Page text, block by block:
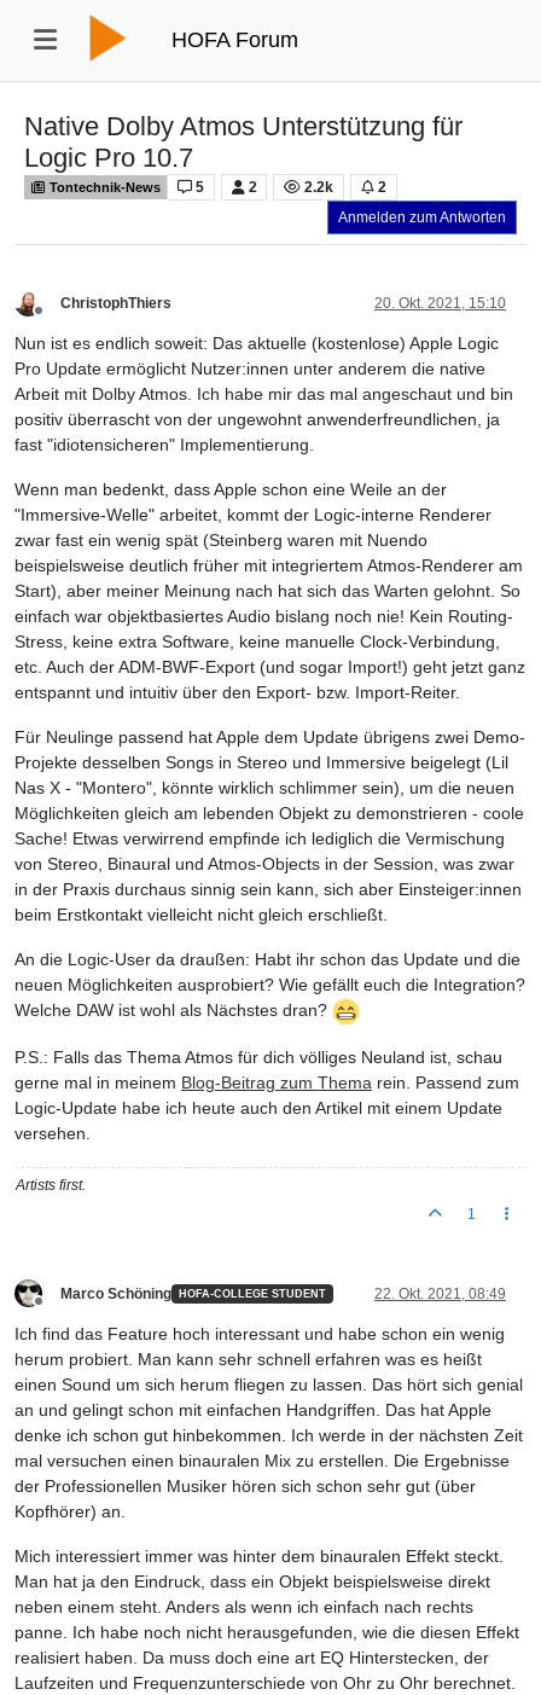
HOFA Forum
Native Dolby Atmos Unterstützung für
Logic Pro 10.7
Tontechnik-News 5 2 2.2k
2
Anmelden zum Antworten
ChristophThiers 20. Okt. 2021, 15:10
Nun ist es endlich soweit: Das aktuelle (kostenlose) Apple Logic
Pro Update ermöglicht Nutzer:innen unter anderem die native
Arbeit mit Dolby Atmos. Ich habe mir das mal angeschaut und bin
positiv überrascht von der ungewohnt anwenderfreundlichen, ja
fast "idiotensicheren" Implementierung.
Wenn man bedenkt, dass Apple schon eine Weile an der
"Immersive-Welle" arbeitet, kommt der Logic-interne Renderer
zwar fast ein wenig spät (Steinberg waren mit Nuendo
beispielsweise deutlich früher mit integriertem Atmos-Renderer am
Start), aber meiner Meinung nach hat sich das Warten gelohnt. So
einfach war objektbasiertes Audio bislang noch nie! Kein Routing-
Stress, keine extra Software, keine manuelle Clock-Verbindung,
etc. Auch der ADM-BWF-Export (und sogar Import!) geht jetzt ganz
entspannt und intuitiv über den Export- bzw. Import-Reiter.
Für Neulinge passend hat Apple dem Update übrigens zwei Demo-
Projekte desselben Songs in Stereo und Immersive beigelegt (Lil
Nas X - "Montero", könnte wirklich schlimmer sein), um die neuen
Möglichkeiten gleich am lebenden Objekt zu demonstrieren - coole
Sache! Etwas verwirrend empfinde ich lediglich die Vermischung
von Stereo, Binaural und Atmos-Objects in der Session, was zwar
in der Praxis durchaus sinnig sein kann, sich aber Einsteiger:innen
beim Erstkontakt vielleicht nicht gleich erschließt.
An die Logic-User da draußen: Habt ihr schon das Update und die
neuen Möglichkeiten ausprobiert? Wie gefällt euch die Integration?
Welche DAW ist wohl als Nächstes dran?
P.S.: Falls das Thema Atmos für dich völliges Neuland ist, schau
gerne mal in meinem Blog-Beitrag zum Thema rein. Passend zum
Logic-Update habe ich heute auch den Artikel mit einem Update
versehen.
Artists first.
1
Marco Schöning HOFA-COLLEGE STUDENT 22. Okt. 2021, 08:49
Ich find das Feature hoch interessant und habe schon ein wenig
herum probiert. Man kann sehr schnell erfahren was es heißt
einen Sound um sich herum fliegen zu lassen. Das hört sich genial
an und gelingt schon mit einfachen Handgriffen. Das hat Apple
denke ich schon gut hinbekommen. Ich werde in der nächsten Zeit
mal versuchen einen binauralen Mix zu erstellen. Die Ergebnisse
der Professionellen Musiker hören sich schon sehr gut (über
Kopfhörer) an.
Mich interessiert immer was hinter dem binauralen Effekt steckt.
Man hat ja den Eindruck, dass ein Objekt beispielsweise direkt
neben einem steht. Anders als wenn ich einfach nach rechts
panne. Ich habe noch nicht herausgefunden, wie die diesen Effekt
realisiert haben. Da muss doch eine art EQ Hinterstecken, der
Laufzeiten und Frequenzunterschiede von Ohr zu Ohr berechnet.